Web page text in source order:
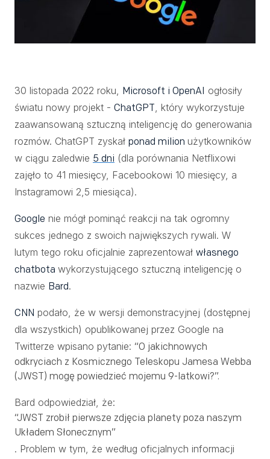
30 listopada 2022 roku, Microsoft i OpenAI ogłosiły
światu nowy projekt - ChatGPT, który wykorzystuje
zaawansowaną sztuczną inteligencję do generowania
rozmów. ChatGPT zyskał ponad milion użytkowników
w ciągu zaledwie 5 dni (dla porównania Netflixowi
zajęło to 41 miesięcy, Facebookowi 10 miesięcy, a
Instagramowi 2,5 miesiąca).
Google nie mógł pominąć reakcji na tak ogromny
sukces jednego z swoich największych rywali. W
lutym tego roku oficjalnie zaprezentował własnego
chatbota wykorzystującego sztuczną inteligencję o
nazwie Bard.
CNN podało, że w wersji demonstracyjnej (dostępnej
dla wszystkich) opublikowanej przez Google na
Twitterze wpisano pytanie: “O jakichnowych
odkryciach z Kosmicznego Teleskopu Jamesa Webba
(JWST) mogę powiedzieć mojemu 9-latkowi?”.
Bard odpowiedział, że:
“JWST zrobił pierwsze zdjęcia planety poza naszym
Układem Słonecznym”
. Problem w tym, że według oficjalnych informacji